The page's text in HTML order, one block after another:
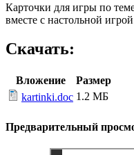
Карточки для игры по
вместе с настольной
Скачать:
Вложение
Размер
kartinki.doc 1.2 МБ
Предварительный